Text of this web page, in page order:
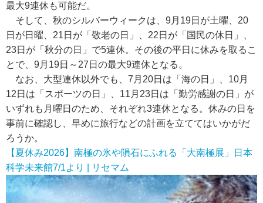
最大9連休も可能だ。
そして、秋のシルバーウィークは、9月19日が土曜、20
日が日曜、21日が「敬老の日」、22日が「国民の休日」、
23日が「秋分の日」で5連休。その後の平日に休みを取るこ
とで、9月19日～27日の最大9連休となる。
なお、大型連休以外でも、7月20日は「海の日」、10月
12日は「スポーツの日」、11月23日は「勤労感謝の日」が
いずれも月曜日のため、それぞれ3連休となる。休みの日を
事前に確認し、早めに旅行などの計画を立ててはいかがだ
ろうか。
【夏休み2026】南極の氷や隕石にふれる「大南極展」日本
科学未来館7/1より | リセマム